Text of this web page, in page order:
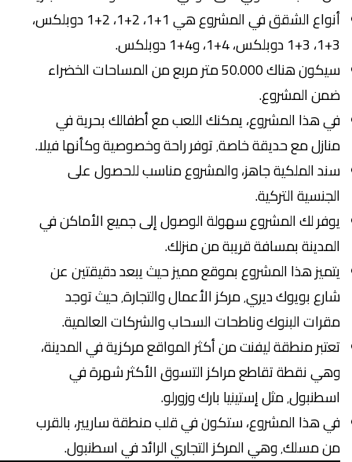
أنواع الشقق في المشروع هي 1+1، 2+1، 2+1 دوبلكس،
3+1، 3+1 دوبلكس، 4+1، و4+1 دوبلكس.
سيكون هناك 50.000 متر مربع من المساحات الخضراء
ضمن المشروع.
في هذا المشروع، يمكنك اللعب مع أطفالك بحرية في
منازل مع حديقة خاصة٬ توفر راحة وخصوصية وكأنها فيلا.
سند الملكية جاهز، والمشروع مناسب للحصول على
الجنسية التركية.
يوفر لك المشروع سهولة الوصول إلى جميع الأماكن في
المدينة بمسافة قريبة من منزلك.
يتميز هذا المشروع بموقع مميز حيث يبعد دقيقتين عن
شارع بويوك ديري٬ مركز الأعمال والتجارة٬ حيث توجد
مقرات البنوك وناطحات السحاب والشركات العالمية.
تعتبر منطقة ليفنت من أكثر المواقع مركزية في المدينة،
وهي نقطة تقاطع مراكز التسوق الأكثر شهرة في
اسطنبول٬ مثل إستينيا بارك وزورلو.
في هذا المشروع، ستكون في قلب منطقة ساريير، بالقرب
من مسلك٬ وهي المركز التجاري الرائد في اسطنبول.